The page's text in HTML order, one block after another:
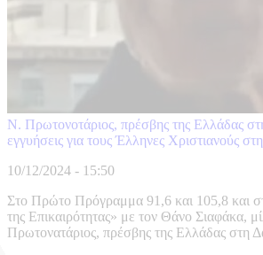
Ν. Πρωτονοτάριος, πρέσβης της Ελλάδας
εγγυήσεις για τους Έλληνες Χριστιανούς
10/12/2024 - 15:50
Στο Πρώτο Πρόγραμμα 91,6 και 105,8 και
της Επικαιρότητας» με τον Θάνο Σιαφάκα,
Πρωτονατάριος, πρέσβης της Ελλάδας στη